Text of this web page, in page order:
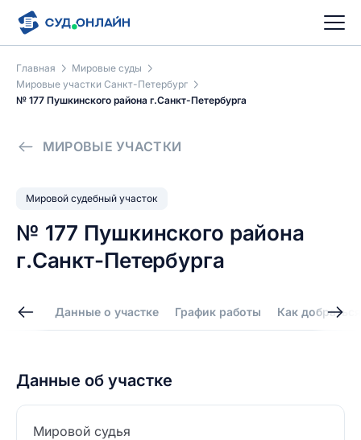
Главная
Мировые суды
Мировые участки Санкт-Петербург
№ 177 Пушкинского района г.Санкт-Петербурга
МИРОВЫЕ УЧАСТКИ
Мировой судебный участок
№ 177 Пушкинского района
г.Санкт-Петербурга
Данные о участке График работы Как добраться
Данные об участке
Мировой судья